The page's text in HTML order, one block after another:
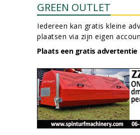
GREEN OUTLET
Iedereen kan gratis kleine
plaatsen via zijn eigen
Plaats een gratis advertentie